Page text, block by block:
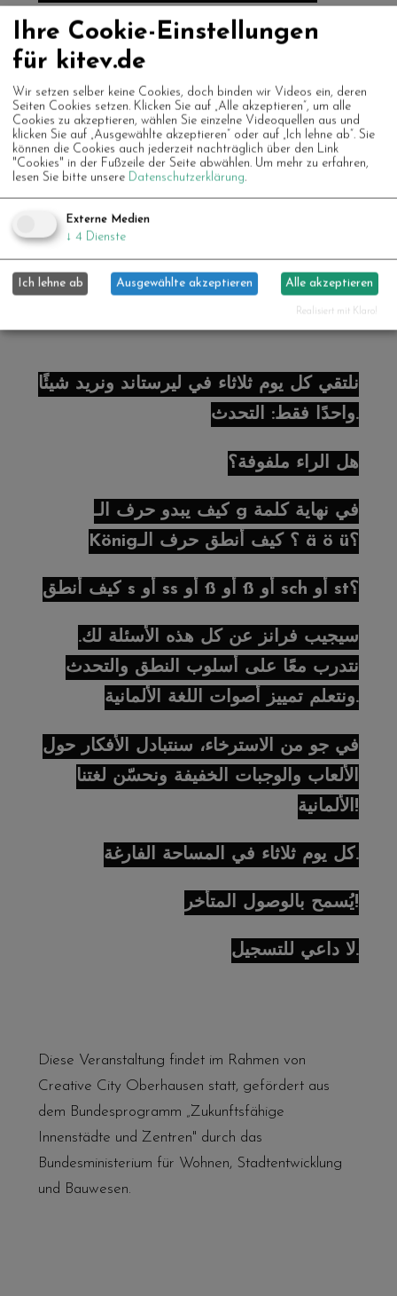
німецьку мову знову і знову. Тож давайте
розмовляти, запитувати, читати,
пояснювати, обговорювати, сперечатися
та сміятися разом. Нам подобається
спілкуватися з посмішкою, а за потреби
— руками та ногами. А якщо хочете,
можете залишитися в мовному кафе з
Юсрою та Ресою – напої чекають на вас.
Ми часто готуємо разом і спілкуємося
німецькою.
نلتقي كل يوم ثلاثاء في ليرستاند ونريد شيئًا
واحدًا فقط: التحدث.
هل الراء ملفوفة؟
كيف يبدو حرف الـ g في نهاية كلمة
König؟ كيف أنطق حرف الـ ä ö ü؟
كيف أنطق s أو ss أو ß أو ß أو sch أو st؟
سيجيب فرانز عن كل هذه الأسئلة لك.
نتدرب معًا على أسلوب النطق والتحدث
ونتعلم تمييز أصوات اللغة الألمانية.
في جو من الاسترخاء، سنتبادل الأفكار حول
الألعاب والوجبات الخفيفة ونحسّن لغتنا
الألمانية!
كل يوم ثلاثاء في المساحة الفارغة.
يُسمح بالوصول المتأخر!
لا داعي للتسجيل.
Diese Veranstaltung findet im Rahmen von
Creative City Oberhausen statt, gefördert aus
dem Bundesprogramm „Zukunftsfähige
Innenstädte und Zentren" durch das
Bundesministerium für Wohnen, Stadtentwicklung
und Bauwesen.
Ihre Cookie-Einstellungen
für kitev.de
Wir setzen selber keine Cookies, doch binden wir Videos ein, deren
Seiten Cookies setzen. Klicken Sie auf „Alle akzeptieren“, um alle
Cookies zu akzeptieren, wählen Sie einzelne Videoquellen aus und
klicken Sie auf „Ausgewählte akzeptieren“ oder auf „Ich lehne ab“. Sie
können die Cookies auch jederzeit nachträglich über den Link
"Cookies" in der Fußzeile der Seite abwählen. Um mehr zu erfahren,
lesen Sie bitte unsere Datenschutzerklärung.
Externe Medien
↓ 4 Dienste
Ich lehne ab Ausgewählte akzeptieren Alle akzeptieren
Realisiert mit Klaro!